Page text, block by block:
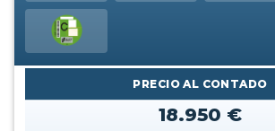
PRECIO AL CONTADO
18.950 €